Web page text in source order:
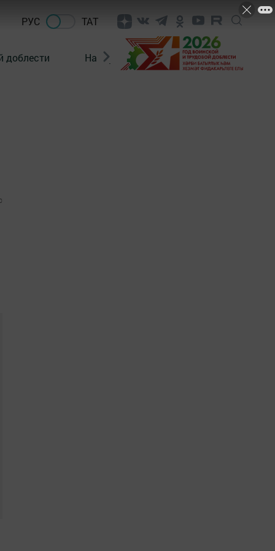
РУС ТАТ
доблести Нацпроекты Поколение будущего